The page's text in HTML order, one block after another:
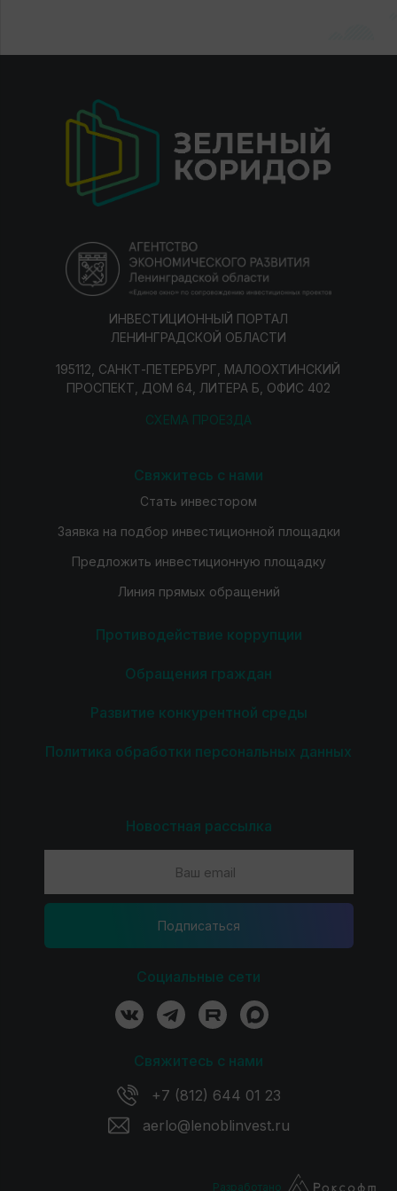
ИНВЕСТИЦИОННЫЙ ПОРТАЛ
ЛЕНИНГРАДСКОЙ ОБЛАСТИ
195112, САНКТ-ПЕТЕРБУРГ, МАЛООХТИНСКИЙ
ПРОСПЕКТ, ДОМ 64, ЛИТЕРА Б, ОФИС 402
СХЕМА ПРОЕЗДА
Свяжитесь с нами
Стать инвестором
Заявка на подбор инвестиционной площадки
Предложить инвестиционную площадку
Линия прямых обращений
Противодействие коррупции
Обращения граждан
Развитие конкурентной среды
Политика обработки персональных данных
Новостная рассылка
Подпиcаться
Социальные сети
Свяжитесь с нами
+7 (812) 644 01 23
aerlo@lenoblinvest.ru
Разработано